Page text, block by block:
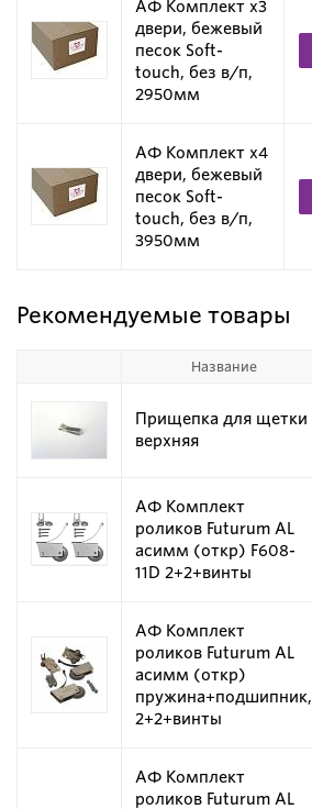
АФ Комплект х3
двери, бежевый
песок Soft-
touch, без в/п,
2950мм
АФ Комплект х4
двери, бежевый
песок Soft-
touch, без в/п,
3950мм
Рекомендуемые товары
Название
Прищепка для щетки
верхняя
АФ Комплект
роликов Futurum AL
асимм (откр) F608-
11D 2+2+винты
АФ Комплект
роликов Futurum AL
асимм (откр)
пружина+подшипник,
2+2+винты
АФ Комплект
роликов Futurum AL